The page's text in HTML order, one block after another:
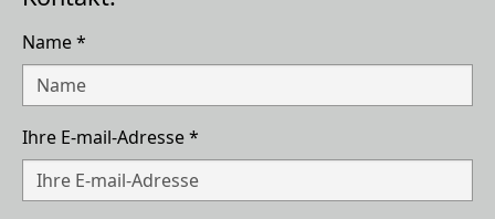
Name*
Ihre E-mail-Adresse*